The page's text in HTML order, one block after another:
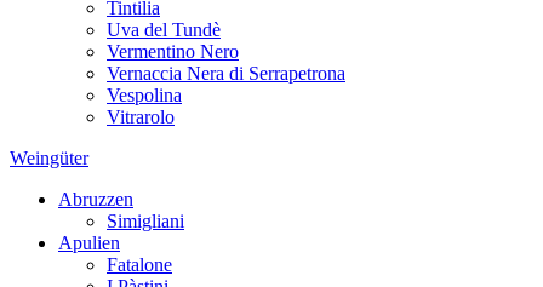
Tazzelenghe
Tintilia
Uva del Tundè
Vermentino Nero
Vernaccia Nera di Serrapetrona
Vespolina
Abruzzen
Simigliani
Apulien